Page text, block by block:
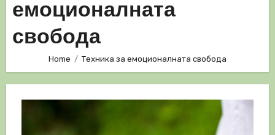
емоционалната
свобода
Home Техника за емоционалната свобода